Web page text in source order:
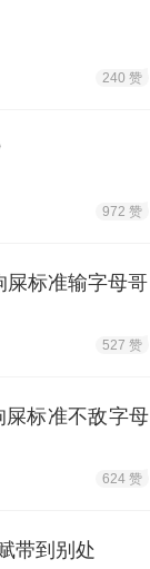
240 赞
972 赞
屎标准输字母哥
527 赞
标准不敌字母
624 赞
带到别处